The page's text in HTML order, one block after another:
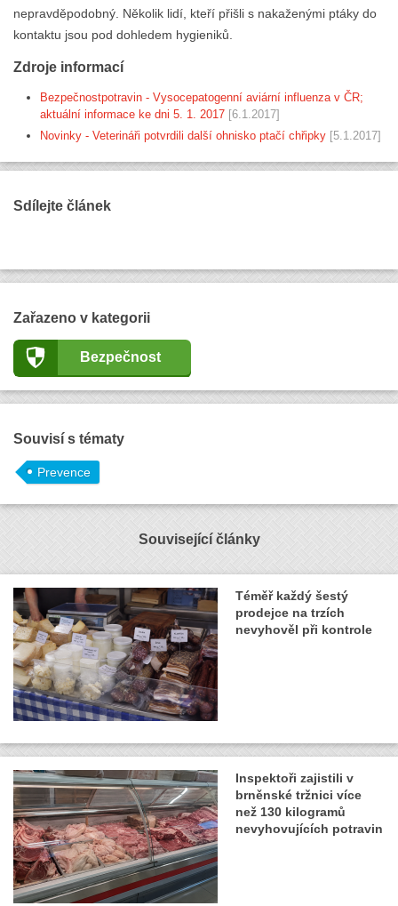
nepravděpodobný. Několik lidí, kteří přišli s nakaženými ptáky do
kontaktu jsou pod dohledem hygieniků.
Zdroje informací
Bezpečnostpotravin - Vysocepatogenní aviární influenza v ČR;
aktuální informace ke dni 5. 1. 2017 [6.1.2017]
Novinky - Veterináři potvrdili další ohnisko ptačí chřipky [5.1.2017]
Sdílejte článek
Zařazeno v kategorii
Bezpečnost
Souvisí s tématy
Prevence
Související články
Téměř každý šestý
prodejce na trzích
nevyhověl při kontrole
Inspektoři zajistili v
brněnské tržnici více
než 130 kilogramů
nevyhovujících potravin